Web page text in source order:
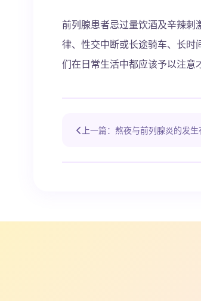
前列腺患者忌过量饮酒及辛辣
律、性交中断或长途骑车、长时
们在日常生活中都应该予以注意
上一篇：熬夜与前列腺炎的发